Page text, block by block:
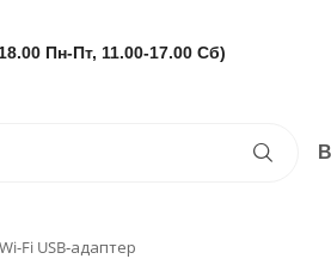
Пн-Пт, 11.00-17.00 Сб)
Fi USB‑адаптер